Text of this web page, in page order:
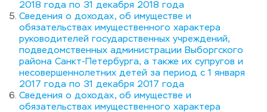
2018 года по 31 декабря 2018 года
Сведения о доходах, об имуществе и
обязательствах имущественного характера
руководителей государственных учреждений,
подведомственных администрации Выборгского
района Санкт-Петербурга, а также их супругов и
несовершеннолетних детей за период с 1 января
2017 года по 31 декабря 2017 года
Сведения о доходах, об имуществе и
обязательствах имущественного характера